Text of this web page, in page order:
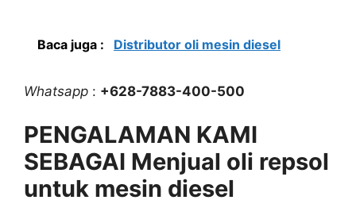
Baca juga : Distributor oli mesin diesel
Whatsapp : +628-7883-400-500
PENGALAMAN KAMI
SEBAGAI Menjual oli repsol
untuk mesin diesel